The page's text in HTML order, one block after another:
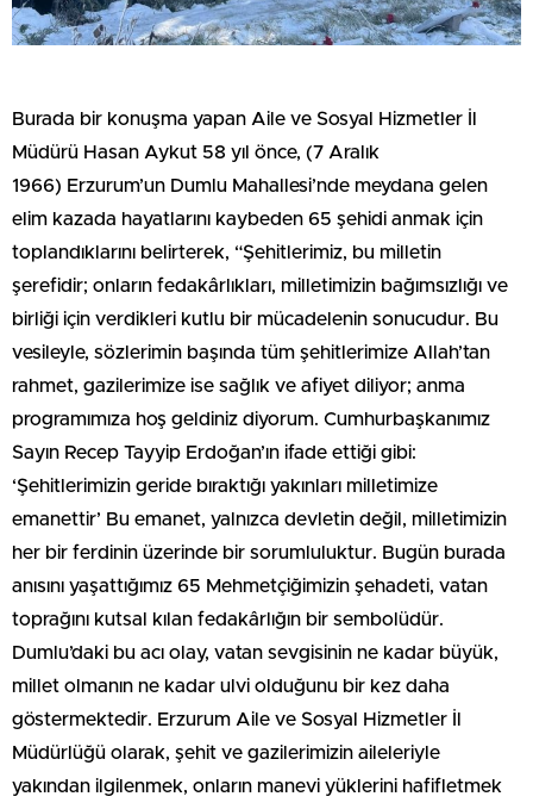
Burada bir konuşma yapan Aile ve Sosyal Hizmetler İl
Müdürü Hasan Aykut 58 yıl önce, (7 Aralık
1966) Erzurum’un Dumlu Mahallesi’nde meydana gelen
elim kazada hayatlarını kaybeden 65 şehidi anmak için
toplandıklarını belirterek, “Şehitlerimiz, bu milletin
şerefidir; onların fedakârlıkları, milletimizin bağımsızlığı ve
birliği için verdikleri kutlu bir mücadelenin sonucudur. Bu
vesileyle, sözlerimin başında tüm şehitlerimize Allah’tan
rahmet, gazilerimize ise sağlık ve afiyet diliyor; anma
programımıza hoş geldiniz diyorum. Cumhurbaşkanımız
Sayın Recep Tayyip Erdoğan’ın ifade ettiği gibi:
‘Şehitlerimizin geride bıraktığı yakınları milletimize
emanettir’ Bu emanet, yalnızca devletin değil, milletimizin
her bir ferdinin üzerinde bir sorumluluktur. Bugün burada
anısını yaşattığımız 65 Mehmetçiğimizin şehadeti, vatan
toprağını kutsal kılan fedakârlığın bir sembolüdür.
Dumlu’daki bu acı olay, vatan sevgisinin ne kadar büyük,
millet olmanın ne kadar ulvi olduğunu bir kez daha
göstermektedir. Erzurum Aile ve Sosyal Hizmetler İl
Müdürlüğü olarak, şehit ve gazilerimizin aileleriyle
yakından ilgilenmek, onların manevi yüklerini hafifletmek